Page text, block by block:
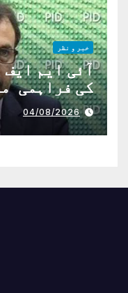
خبر و نظر
آئی ایم
کی فراہمی
04/08/2026